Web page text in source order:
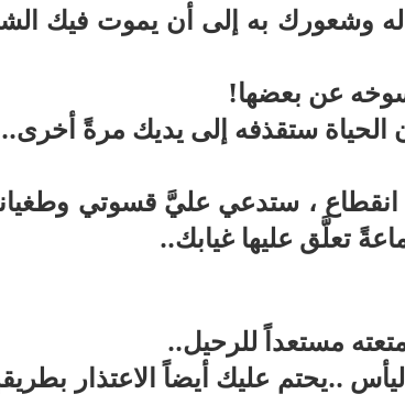
وشعورك به إلى أن يموت فيك
عن بعضها!
ستقذفه إلى يديك مرةً أخرى
انقطاع ، ستدعي عليَّ قسوتي
تعلَّق عليها غيابك..
مستعداً للرحيل..
..يحتم عليك أيضاً الاعتذار